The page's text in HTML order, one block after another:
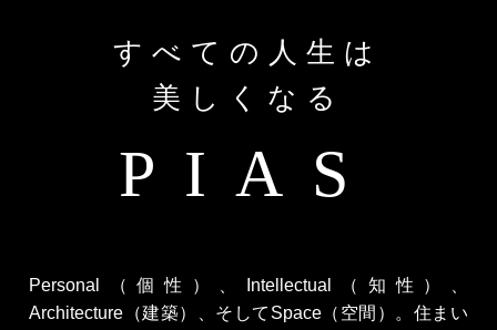
すべての人生は
美しくなる
PIAS
Personal（個性）、Intellectual（知性）、
Architecture（建築）、そしてSpace（空間）。 住まい